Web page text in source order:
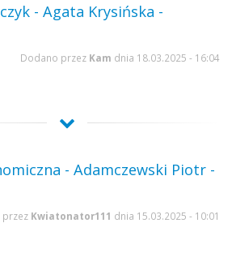
- Agata Krysińska -
Dodano przez Kam dnia 18.03.2025 - 16:04
- Adamczewski Piotr -
przez Kwiatonator111 dnia 15.03.2025 - 10:01